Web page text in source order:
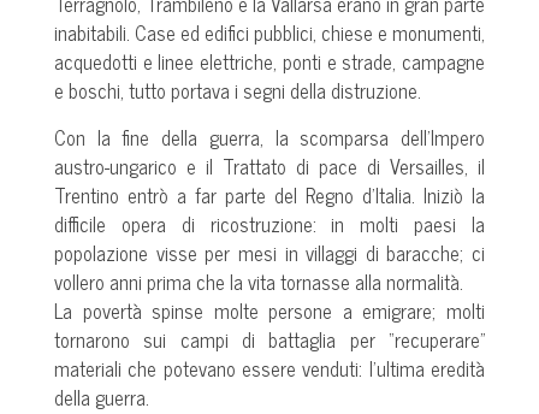
inabitabili. Case ed edifici pubblici, chiese e monumenti,
acquedotti e linee elettriche, ponti e strade, campagne
e boschi, tutto portava i segni della distruzione.
Con la fine della guerra, la scomparsa dell’Impero
austro-ungarico e il Trattato di pace di Versailles, il
Trentino entrò a far parte del Regno d’Italia. Iniziò la
difficile opera di ricostruzione: in molti paesi la
popolazione visse per mesi in villaggi di baracche; ci
vollero anni prima che la vita tornasse alla normalità.
La povertà spinse molte persone a emigrare; molti
tornarono sui campi di battaglia per “recuperare”
materiali che potevano essere venduti: l’ultima eredità
della guerra.